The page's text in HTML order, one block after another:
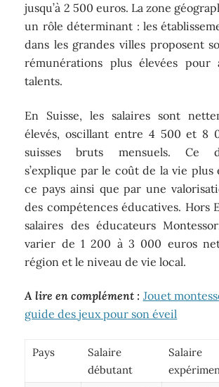
jusqu’à 2 500 euros. La zone
un rôle déterminant : les
dans les grandes villes proposent
rémunérations plus élevées pour
talents.
En Suisse, les salaires sont
élevés, oscillant entre 4 500 et 8
suisses bruts mensuels. Ce
s’explique par le coût de la vie plus
ce pays ainsi que par une
des compétences éducatives. Hors
salaires des éducateurs
varier de 1 200 à 3 000 euros
région et le niveau de vie local.
A lire en complément : Jouet
guide des jeux pour son éveil
Pays
Salaire
débutant
Salaire